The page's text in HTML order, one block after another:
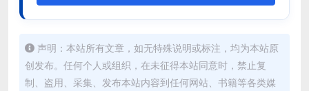
声明：本站所有文章，如无特殊说明或标注，均为本站原
创发布。任何个人或组织，在未征得本站同意时，禁止复
制、盗用、采集、发布本站内容到任何网站、书籍等各类媒